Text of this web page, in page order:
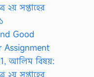
২য় সপ্তাহের
Good
Assignment
আলিম বিষয়:
২য় সপ্তাহের